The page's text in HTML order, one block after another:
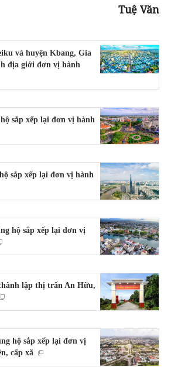
Tuệ Văn
và huyện Kbang, Gia
địa giới đơn vị hành
sắp xếp lại đơn vị hành
sắp xếp lại đơn vị hành
hộ sắp xếp lại đơn vị
lập thị trấn An Hữu,
hộ sắp xếp lại đơn vị
cấp xã